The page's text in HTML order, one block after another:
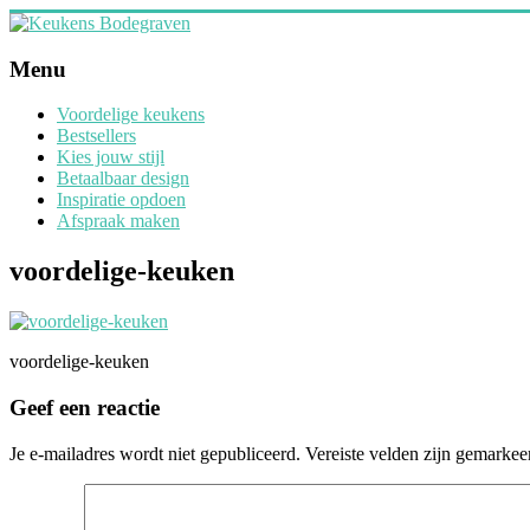
Ga
inhoud
Keukens
Design
Keukens
maat
Menu
Voordelige keukens
Bestsellers
Kies jouw stijl
Betaalbaar design
Inspiratie opdoen
Afspraak maken
voordelige-keuken
voordelige-keuken
Geef een reactie
Je e-mailadres wordt niet gepubliceerd. Vereiste velden zijn